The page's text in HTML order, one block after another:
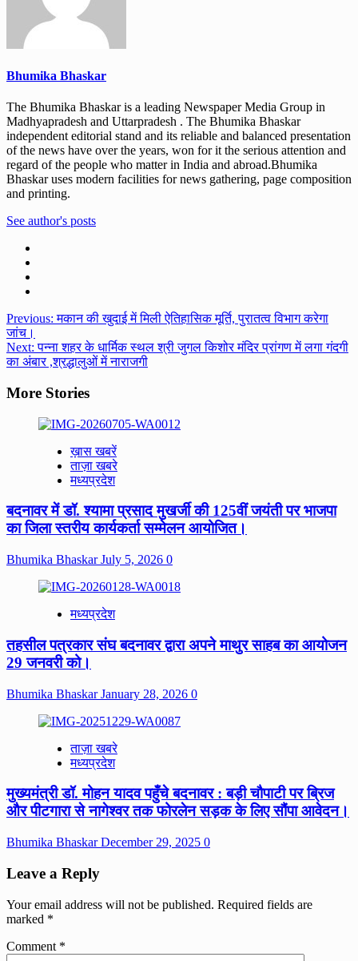
Bhumika Bhaskar
The Bhumika Bhaskar is a leading Newspaper Media Group in
Madhyapradesh and Uttarpradesh . The Bhumika Bhaskar
independent editorial stand and its reliable and balanced presentation
of the news have over the years, won for it the serious attention and
regard of the people who matter in India and abroad.Bhumika
Bhaskar uses modern facilities for news gathering, page composition
and printing.
See author's posts
Post
navigation
Previous:मकान की खुदाई में मिली ऐतिहासिक मूर्ति, पुरातत्व विभाग करेगा
जांच।
Next:पन्ना शहर के धार्मिक स्थल श्री जुगल किशोर मंदिर प्रांगण में लगा गंदगी
का अंबार ,श्रद्धालुओं में नाराजगी
More Stories
ख़ास खबरें
ताज़ा खबरे
मध्यप्रदेश
बदनावर में डॉ. श्यामा प्रसाद मुखर्जी की 125वीं जयंती पर भाजपा
का जिला स्तरीय कार्यकर्ता सम्मेलन आयोजित।
Bhumika BhaskarJuly 5, 2026 0
मध्यप्रदेश
तहसील पत्रकार संघ बदनावर द्वारा अपने माथुर साहब का आयोजन
29 जनवरी को।
Bhumika BhaskarJanuary 28, 2026 0
ताज़ा खबरे
मध्यप्रदेश
मुख्यमंत्री डॉ. मोहन यादव पहुँचे बदनावर : बड़ी चौपाटी पर ब्रिज
और पीटगारा से नागेश्वर तक फोरलेन सड़क के लिए सौंपा आवेदन।
Bhumika BhaskarDecember 29, 2025 0
Leave a Reply
Your email address will not be published. Required fields are
marked *
Comment *